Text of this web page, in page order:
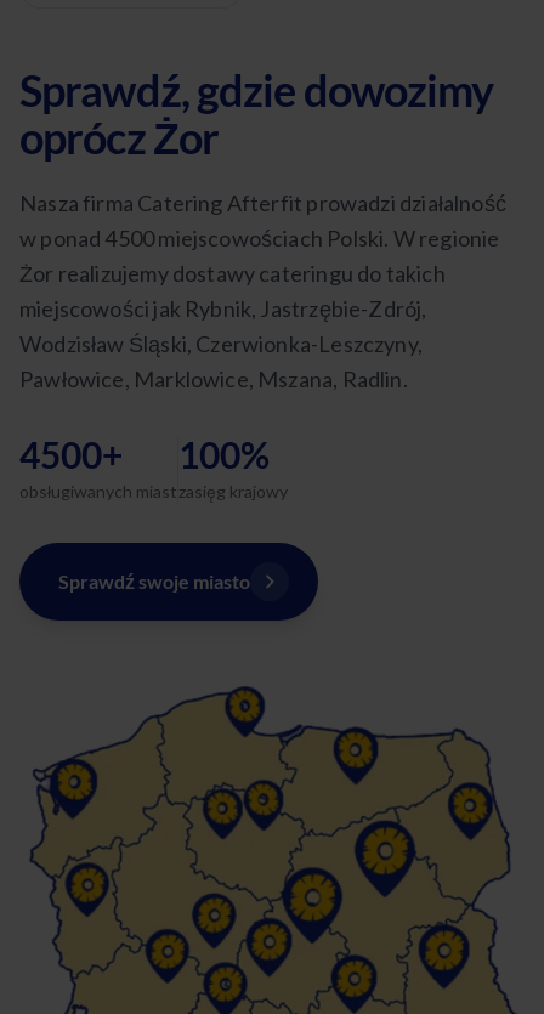
Sprawdź, gdzie dowozimy
oprócz Żor
Nasza firma Catering Afterfit prowadzi działalność
w ponad 4500 miejscowościach Polski. W regionie
Żor realizujemy dostawy cateringu do takich
miejscowości jak Rybnik, Jastrzębie-Zdrój,
Wodzisław Śląski, Czerwionka-Leszczyny,
Pawłowice, Marklowice, Mszana, Radlin.
4500+
obsługiwanych miast
100%
zasięg krajowy
Sprawdź swoje miasto